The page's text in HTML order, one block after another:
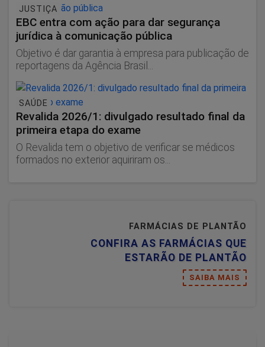
JUSTIÇA
EBC entra com ação para dar segurança
jurídica à comunicação pública
Objetivo é dar garantia à empresa para publicação de
reportagens da Agência Brasil...
SAÚDE
Revalida 2026/1: divulgado resultado final da
primeira etapa do exame
O Revalida tem o objetivo de verificar se médicos
formados no exterior aquiriram os...
FARMÁCIAS DE PLANTÃO
CONFIRA AS FARMÁCIAS QUE
ESTARÃO DE PLANTÃO
SAIBA MAIS